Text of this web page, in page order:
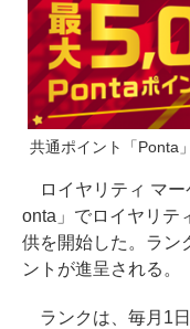
共通ポイント「Ponta
ロイヤリティ マー
onta」でロイヤリテ
供を開始した。ラン
ントが進呈される。
ランクは、毎月1